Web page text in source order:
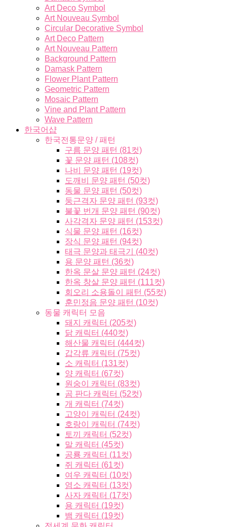
Art Deco Symbol
Art Nouveau Symbol
Circular Decorative Symbol
Art Deco Pattern
Art Nouveau Pattern
Background Pattern
Damask Pattern
Flower Plant Pattern
Geometric Pattern
Mosaic Pattern
Vine and Plant Pattern
Wave Pattern
한국어샵
한국전통문양 / 패턴
구름 문양 패턴 (81컷)
꽃 문양 패턴 (108컷)
나비 문양 패턴 (19컷)
도깨비 문양 패턴 (50컷)
동물 문양 패턴 (50컷)
둥근격자 문양 패턴 (93컷)
불꽃 번개 문양 패턴 (90컷)
사각격자 문양 패턴 (153컷)
식물 문양 패턴 (16컷)
장식 문양 패턴 (94컷)
태극 문양과 태극기 (40컷)
용 문양 패턴 (36컷)
한옥 문살 문양 패턴 (24컷)
한옥 창살 문양 패턴 (111컷)
회오리 소용돌이 패턴 (55컷)
훈민정음 문양 패턴 (10컷)
동물 캐릭터 모음
돼지 캐릭터 (205컷)
닭 캐릭터 (440컷)
해산물 캐릭터 (444컷)
갑각류 캐릭터 (75컷)
소 캐릭터 (131컷)
양 캐릭터 (67컷)
원숭이 캐릭터 (83컷)
곰 판다 캐릭터 (52컷)
개 캐릭터 (74컷)
고양이 캐릭터 (24컷)
호랑이 캐릭터 (74컷)
토끼 캐릭터 (52컷)
말 캐릭터 (45컷)
공룡 캐릭터 (11컷)
쥐 캐릭터 (61컷)
여우 캐릭터 (10컷)
염소 캐릭터 (13컷)
사자 캐릭터 (17컷)
용 캐릭터 (19컷)
뱀 캐릭터 (19컷)